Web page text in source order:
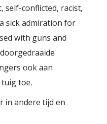
self-conflicted, racist,
sick admiration for
with guns and
ook aan
toe.
in andere tijd en